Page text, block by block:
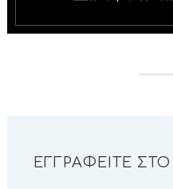
ΕΓΓΡΑΦΕΊΤΕ ΣΤΟ